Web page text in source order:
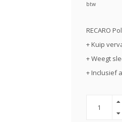
btw
RECARO
+ Kuip
+ Weegt
+ Inclusief